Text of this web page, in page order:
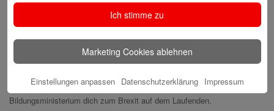
Nimm frühzeitig Kontakt mit dem zuständigen Amt für
Ausbildungsförderung, dem Auslandsamt, auf. Dieses Amt entscheidet,
Bundesbildungsministerium empfiehlt, den Antrag auf
Auslandsförderung möglichst mindestens sechs Monate vor Abreise zu
stellen.
Und wenn du in Großbritannien lernen und arbeiten willst?Hierhält das
Bildungsministerium dich zum Brexit auf dem Laufenden.
Ich stimme zu
Marketing Cookies ablehnen
Einstellungen anpassen Datenschutzerklärung Impressum